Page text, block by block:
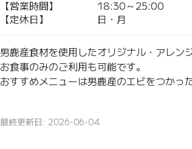
【営業時間】
18:30～25:00
【定休日】
日・月
男鹿産食材を使用したオリジナル・アレン
お食事のみのご利用も可能です。
おすすめメニューは男鹿産のエビをつかっ
最終更新日: 2026-06-04